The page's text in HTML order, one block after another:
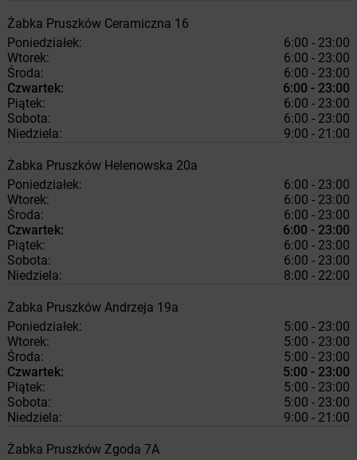
Żabka Pruszków Ceramiczna 16
Poniedziałek:
6:00 - 23:00
Wtorek:
6:00 - 23:00
Środa:
6:00 - 23:00
Czwartek:
6:00 - 23:00
Piątek:
6:00 - 23:00
Sobota:
6:00 - 23:00
Niedziela:
9:00 - 21:00
Żabka Pruszków Helenowska 20a
Poniedziałek:
6:00 - 23:00
Wtorek:
6:00 - 23:00
Środa:
6:00 - 23:00
Czwartek:
6:00 - 23:00
Piątek:
6:00 - 23:00
Sobota:
6:00 - 23:00
Niedziela:
8:00 - 22:00
Żabka Pruszków Andrzeja 19a
Poniedziałek:
5:00 - 23:00
Wtorek:
5:00 - 23:00
Środa:
5:00 - 23:00
Czwartek:
5:00 - 23:00
Piątek:
5:00 - 23:00
Sobota:
5:00 - 23:00
Niedziela:
9:00 - 21:00
Żabka Pruszków Zgoda 7A